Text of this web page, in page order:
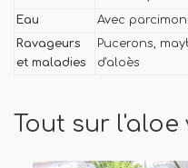
Eau
Avec
Ravageurs
et maladies
Pucerons,
d'aloès
Tout sur l'aloe